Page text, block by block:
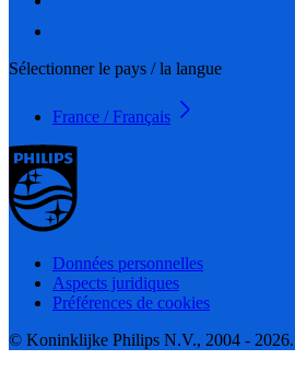
Sélectionner le pays / la langue
France / Français
Données personnelles
Aspects juridiques
Préférences de cookies
© Koninklijke Philips N.V., 2004 - 2026.